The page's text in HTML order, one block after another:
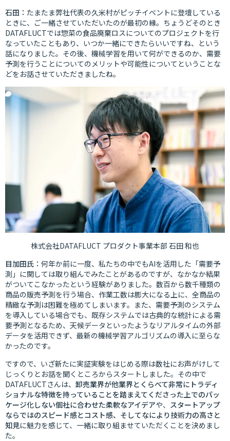
石田： たまたま弊社代表の久米村がピッチイベントに登壇している
ときに、ご一緒させていただいたのが最初の縁。ちょうどそのとき
DATAFLUCTでは惣菜の食品廃棄ロスについてのプロジェクトを行
なっていたこともあり、いつか一緒にできたらいいですね、という
話になりました。その後、機械学習を用いて何ができるのか、需要
予測を行うことについてのメリットや可能性についてということな
どをお話させていただきましたね。
株式会社DATAFLUCT プロダクト事業本部 石田和也
目加田氏： 何年か前に一度、私たちの中でもAIを活用した「需要予
測」に関しては取り組んでみたことがあるのですが、なかなか結果
がついてこなかったという経験がありました。数百から数千種類の
商品の販売予測を行う場合、作業工数は膨大になる上に、全商品の
精緻な予測は困難を極めてしまいます。また、需要予測のシステム
を導入している場合でも、既存システムでは古典的な統計による需
要予測となるため、天候データといったようなリアルタイムの外部
データを活用できず、最新の機械学習アルゴリズムの導入に至らな
かったのです。
ですので、いざ新たに実証実験をはじめる際は数社にお声がけして
じっくりとお話を聞くところからスタートしました。その中で
DATAFLUCTさんは、 卸売業界が他業界とくらべて非常にトラディ
ショナルな特徴を持っていることを踏まえてくださった上でのパッ
ケージ化しない個社に合わせた柔軟なアイデアや、 スタートアップ
ならではのスピード感とコスト感、そしてなにより技術力の高さと
知見に魅力を感じて、一緒に取り組ませていただくことを決めまし
た。